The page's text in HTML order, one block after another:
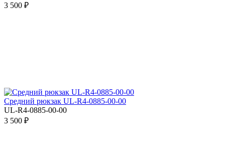
3 500 ₽
Средний рюкзак UL-R4-0885-00-00
UL-R4-0885-00-00
3 500 ₽